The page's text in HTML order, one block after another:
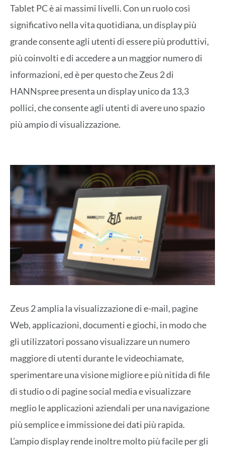
Tablet PC è ai massimi livelli. Con un ruolo così
significativo nella vita quotidiana, un display più
grande consente agli utenti di essere più produttivi,
più coinvolti e di accedere a un maggior numero di
informazioni, ed è per questo che Zeus 2 di
HANNspree presenta un display unico da 13,3
pollici, che consente agli utenti di avere uno spazio
più ampio di visualizzazione.
Zeus 2 amplia la visualizzazione di e-mail, pagine
Web, applicazioni, documenti e giochi, in modo che
gli utilizzatori possano visualizzare un numero
maggiore di utenti durante le videochiamate,
sperimentare una visione migliore e più nitida di file
di studio o di pagine social media e visualizzare
meglio le applicazioni aziendali per una navigazione
più semplice e immissione dei dati più rapida.
L’ampio display rende inoltre molto più facile per gli